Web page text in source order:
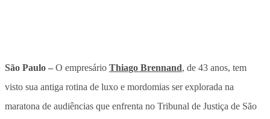
São Paulo – O empresário Thiago Brennand, de 43 anos, tem
visto sua antiga rotina de luxo e mordomias ser explorada na
maratona de audiências que enfrenta no Tribunal de Justiça de São